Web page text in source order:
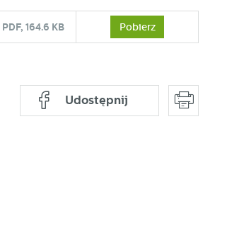
PDF, 164.6 KB Pobierz
Udostępnij